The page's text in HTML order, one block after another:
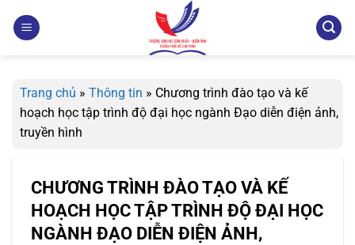
qua
Trang chủ » Thông tin » Chương trình đào tạo và kế
hoạch học tập trình độ đại học ngành Đạo diễn điện ảnh,
truyền hình
CHƯƠNG TRÌNH ĐÀO TẠO VÀ KẾ
HOẠCH HỌC TẬP TRÌNH ĐỘ ĐẠI HỌC
NGÀNH ĐẠO DIỄN ĐIỆN ẢNH,